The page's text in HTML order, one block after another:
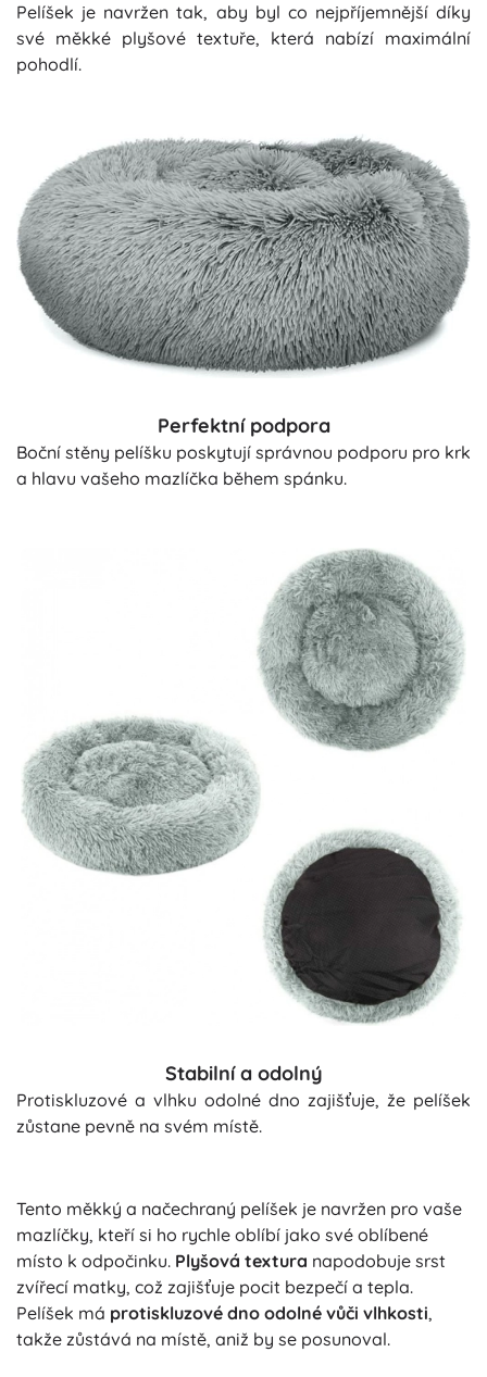
Pelíšek je navržen tak, aby byl co nejpříjemnější díky
své měkké plyšové textuře, která nabízí maximální
pohodlí.
Perfektní podpora
Boční stěny pelíšku poskytují správnou podporu pro krk
a hlavu vašeho mazlíčka během spánku.
Stabilní a odolný
Protiskluzové a vlhku odolné dno zajišťuje, že pelíšek
zůstane pevně na svém místě.
Tento měkký a načechraný pelíšek je navržen pro vaše
mazlíčky, kteří si ho rychle oblíbí jako své oblíbené
místo k odpočinku. Plyšová textura napodobuje srst
zvířecí matky, což zajišťuje pocit bezpečí a tepla.
Pelíšek má protiskluzové dno odolné vůči vlhkosti,
takže zůstává na místě, aniž by se posunoval.